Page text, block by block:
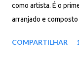
como artista. É o
arranjado e
“Novena” é o
COMPARTILHAR